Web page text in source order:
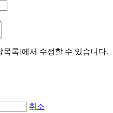
목록]에서 수정할 수 있습니다.
취소